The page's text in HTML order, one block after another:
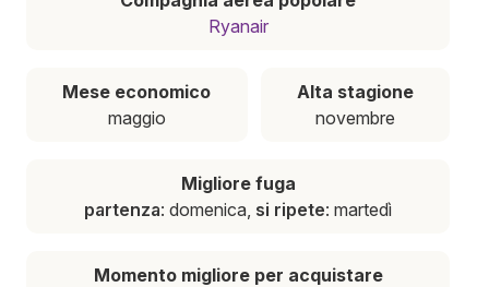
Ryanair
Mese economico
maggio
Alta stagione
novembre
Migliore fuga
partenza: domenica, si ripete: martedì
Momento migliore per acquistare